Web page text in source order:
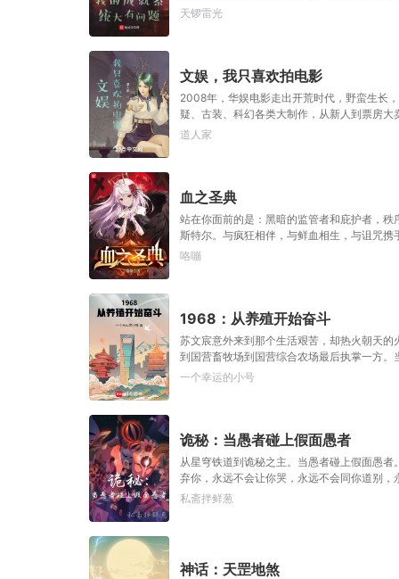
朋友解锁武道向成就：铁掌米内伸！】【获
天锣雷光
文娱，我只喜欢拍电影
2008年，华娱电影走出开荒时代，野蛮生长
疑、古装、科幻各类大制作，从新人到票房
道人家
血之圣典
站在你面前的是：黑暗的监管者和庇护者，
斯特尔。与疯狂相伴，与鲜血相生，与诅咒
咯嘣
1968：从养殖开始奋斗
苏文宸意外来到那个生活艰苦，却热火朝天
到国营畜牧场到国营综合农场最后执掌一方
一个幸运的小号
诡秘：当愚者碰上假面愚者
从星穹铁道到诡秘之主。当愚者碰上假面愚
弃你，永远不会让你哭，永远不会同你道别
魔法少女奥黛丽，磁场强者阿尔杰。假如戴
私斋拌鲜葱
神话：天罡地煞